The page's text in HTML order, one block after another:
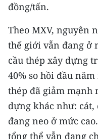
đồng/tấn.
Theo MXV, nguyên
thế giới vẫn đang ở
cầu thép xây dựng
40% so hồi đầu
thép đã giảm mạnh
dựng khác như:
đang neo ở mức
tổng thể vẫn đang